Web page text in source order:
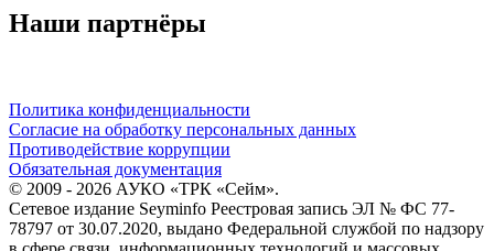
Наши партнёры
Политика конфиденциальности
Согласие на обработку персональных данных
Противодействие коррупции
Обязательная документация
© 2009 - 2026 АУКО «ТРК «Сейм».
Сетевое издание Seyminfo Реестровая запись ЭЛ № ФС 77-
78797 от 30.07.2020, выдано Федеральной службой по надзору